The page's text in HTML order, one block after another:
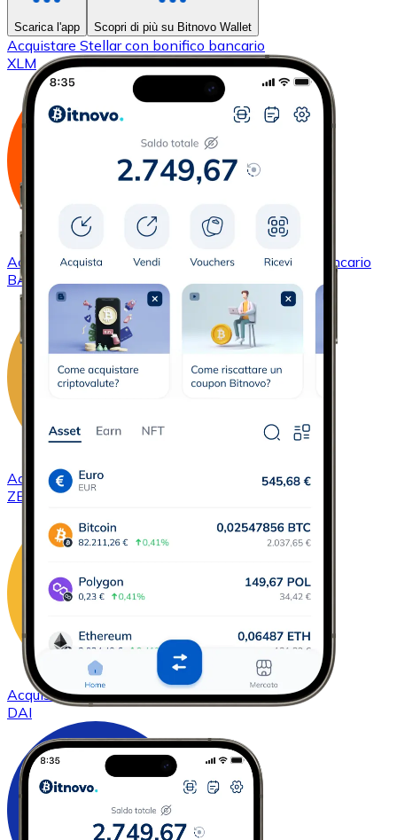
Acquistare Stellarcon bonifico bancario
XLM
AcquistareBasic Attention Tokencon bonifico bancario
BAT
AcquistareZCash
con bonifico bancario
ZEC
AcquistareDAIcon bonifico bancario
DAI
Scarica l'app Scopri di più su Bitnovo Wallet